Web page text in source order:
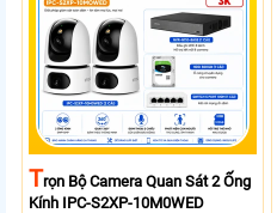
TRọn Bộ Camera Quan Sát 2 Ống
Kính IPC-S2XP-10M0WED